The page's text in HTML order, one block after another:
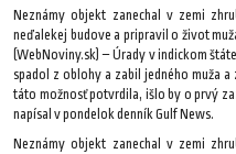
Neznámy objekt zanechal v zemi
neďalekej budove a pripravil o život
(WebNoviny.sk) – Úrady v indickom
spadol z oblohy a zabil jedného muža
táto možnosť potvrdila, išlo by o prvý
napísal v pondelok denník Gulf News.
Neznámy objekt zanechal v zemi